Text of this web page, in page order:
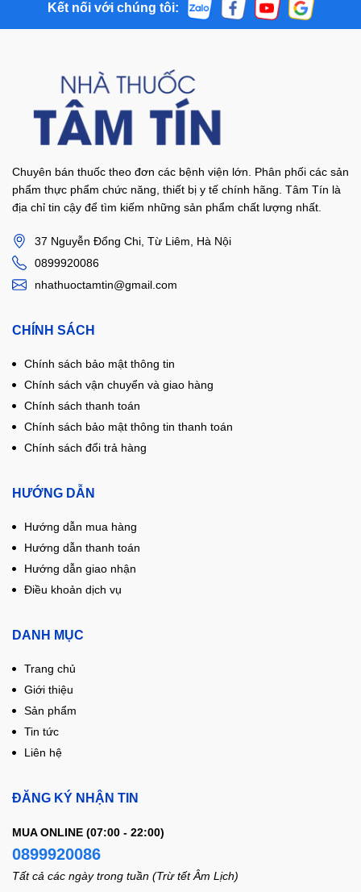
Kết nối với chúng tôi:
Chuyên bán thuốc theo đơn các bệnh viện lớn. Phân phối các sản
phẩm thực phẩm chức năng, thiết bị y tế chính hãng. Tâm Tín là
địa chỉ tin cậy để tìm kiếm những sản phẩm chất lượng nhất.
37 Nguyễn Đổng Chi, Từ Liêm, Hà Nội
0899920086
nhathuoctamtin@gmail.com
CHÍNH SÁCH
Chính sách bảo mật thông tin
Chính sách vận chuyển và giao hàng
Chính sách thanh toán
Chính sách bảo mật thông tin thanh toán
Chính sách đổi trả hàng
HƯỚNG DẪN
Hướng dẫn mua hàng
Hướng dẫn thanh toán
Hướng dẫn giao nhận
Điều khoản dịch vụ
DANH MỤC
Trang chủ
Giới thiệu
Sản phẩm
Tin tức
Liên hệ
ĐĂNG KÝ NHẬN TIN
MUA ONLINE (07:00 - 22:00)
0899920086
Tất cả các ngày trong tuần (Trừ tết Âm Lịch)